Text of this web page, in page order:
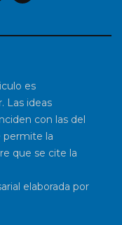
es
Las ideas
con las del
permite la
que se cite la
elaborada por